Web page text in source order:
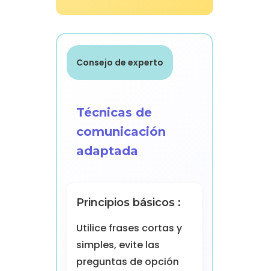
Consejo de experto
Técnicas de
comunicación
adaptada
Principios básicos :
Utilice frases cortas y
simples, evite las
preguntas de opción